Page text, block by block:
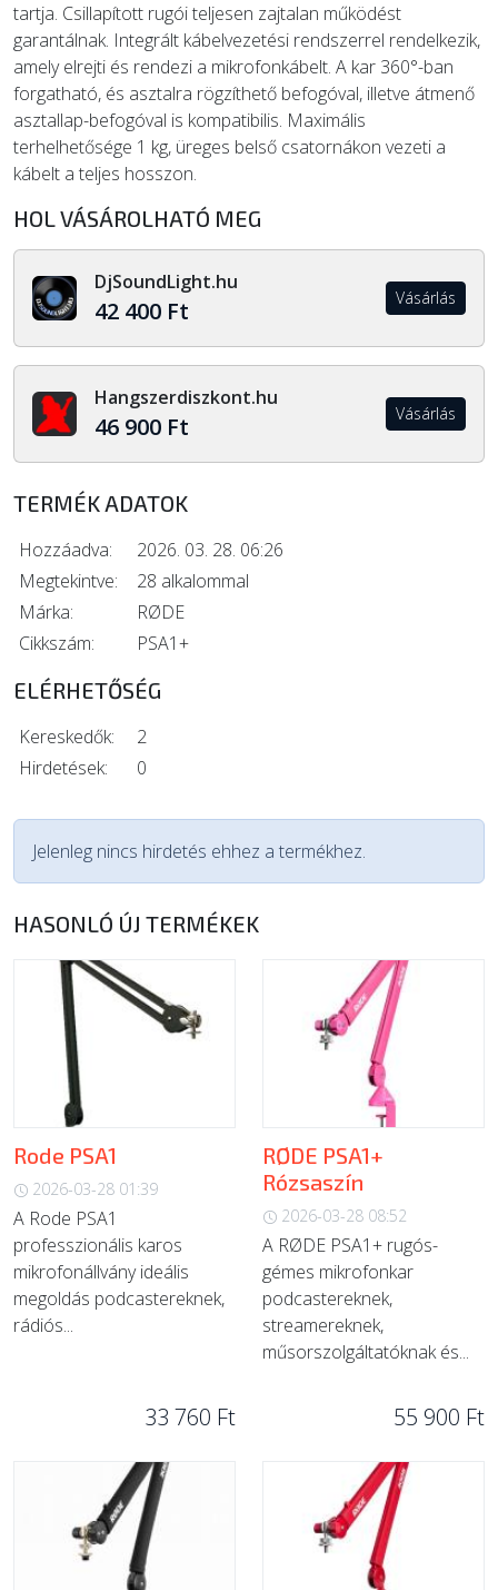
tartja. Csillapított rugói teljesen zajtalan működést
garantálnak. Integrált kábelvezetési rendszerrel rendelkezik,
amely elrejti és rendezi a mikrofonkábelt. A kar 360°-ban
forgatható, és asztalra rögzíthető befogóval, illetve átmenő
asztallap-befogóval is kompatibilis. Maximális
terhelhetősége 1 kg, üreges belső csatornákon vezeti a
kábelt a teljes hosszon.
HOL VÁSÁROLHATÓ MEG
DjSoundLight.hu
42 400 Ft Vásárlás
Hangszerdiszkont.hu
46 900 Ft Vásárlás
TERMÉK ADATOK
Hozzáadva:
2026. 03. 28. 06:26
Megtekintve:
28 alkalommal
Márka:
RØDE
Cikkszám:
PSA1+
ELÉRHETŐSÉG
Kereskedők:
2
Hirdetések:
0
Jelenleg nincs hirdetés ehhez a termékhez.
HASONLÓ ÚJ TERMÉKEK
Rode PSA1
2026-03-28 01:39
A Rode PSA1
professzionális karos
mikrofonállvány ideális
megoldás podcastereknek,
rádiós...
33 760 Ft
RØDE PSA1+
Rózsaszín
2026-03-28 08:52
A RØDE PSA1+ rugós-
gémes mikrofonkar
podcastereknek,
streamereknek,
műsorszolgáltatóknak és...
55 900 Ft